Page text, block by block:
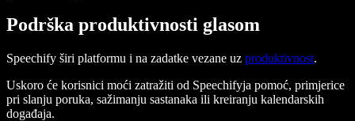
Podrška produktivnosti glasom
Speechify širi platformu i na zadatke vezane uz produktivnost.
Uskoro će korisnici moći zatražiti od Speechifyja pomoć, primjerice
pri slanju poruka, sažimanju sastanaka ili kreiranju kalendarskih
događaja.